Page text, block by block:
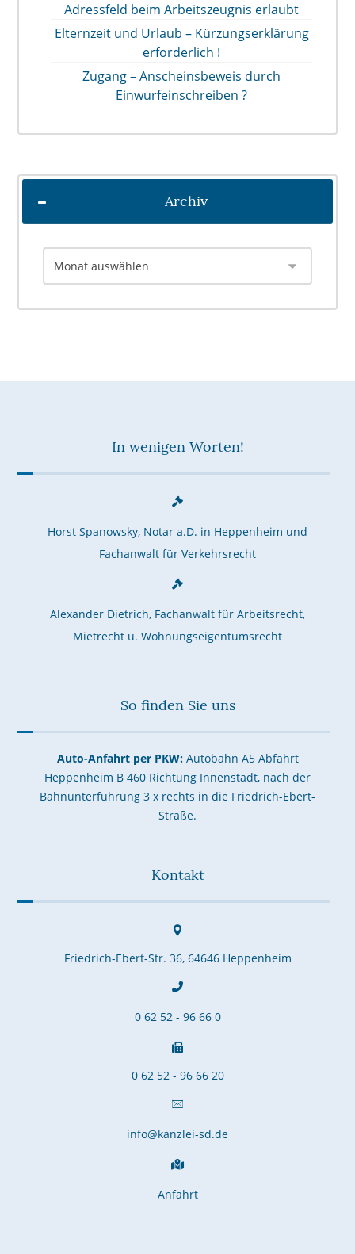
Adressfeld beim Arbeitszeugnis erlaubt
Elternzeit und Urlaub – Kürzungserklärung
erforderlich !
Zugang – Anscheinsbeweis durch
Einwurfeinschreiben ?
Archiv
In wenigen Worten!
Horst Spanowsky, Notar a.D. in Heppenheim und
Fachanwalt für Verkehrsrecht
Alexander Dietrich, Fachanwalt für Arbeitsrecht,
Mietrecht u. Wohnungseigentumsrecht
So finden Sie uns
Auto-Anfahrt per PKW:Autobahn A5 Abfahrt
Heppenheim B 460 Richtung Innenstadt, nach der
Bahnunterführung 3 x rechts in die Friedrich-Ebert-
Straße.
Kontakt
Friedrich-Ebert-Str. 36, 64646 Heppenheim
0 62 52 - 96 66 0
0 62 52 - 96 66 20
info@kanzlei-sd.de
Anfahrt